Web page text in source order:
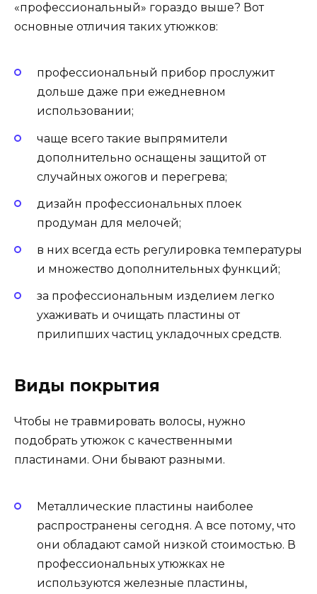
«профессиональный» гораздо выше? Вот
основные отличия таких утюжков:
профессиональный прибор прослужит
дольше даже при ежедневном
использовании;
чаще всего такие выпрямители
дополнительно оснащены защитой от
случайных ожогов и перегрева;
дизайн профессиональных плоек
продуман для мелочей;
в них всегда есть регулировка температуры
и множество дополнительных функций;
за профессиональным изделием легко
ухаживать и очищать пластины от
прилипших частиц укладочных средств.
Виды покрытия
Чтобы не травмировать волосы, нужно
подобрать утюжок с качественными
пластинами. Они бывают разными.
Металлические пластины наиболее
распространены сегодня. А все потому, что
они обладают самой низкой стоимостью. В
профессиональных утюжках не
используются железные пластины,